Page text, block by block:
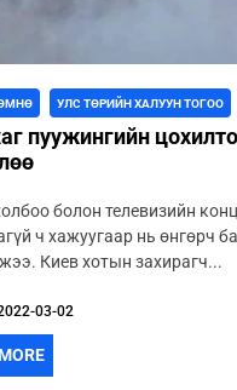
УЛС ТӨРИЙН ХАЛУУН ТОГОО
пуужингийн
болон телевизийн
ч хажуугаар нь өнгөрч
Киев хотын захирагч...
03-02